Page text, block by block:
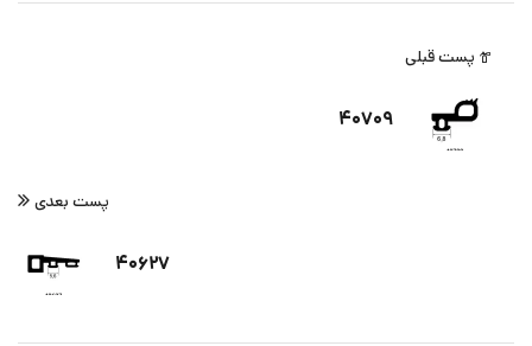
پست قبلی
۴۰۷۰۹
پست بعدی
۴۰۶۲۷